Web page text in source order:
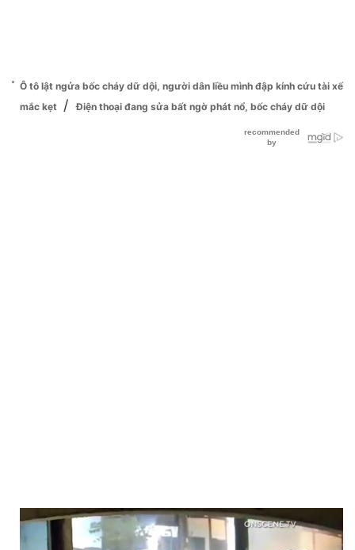
Ô tô lật ngửa bốc cháy dữ dội, người dân liều mình đập kính cứu tài xế
mắc kẹt / Điện thoại đang sửa bất ngờ phát nổ, bốc cháy dữ dội